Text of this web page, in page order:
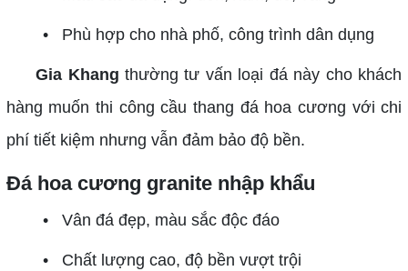
• Phù hợp cho nhà phố, công trình dân dụng
Gia Khang thường tư vấn loại đá này cho khách
hàng muốn thi công cầu thang đá hoa cương với chi
phí tiết kiệm nhưng vẫn đảm bảo độ bền.
Đá hoa cương granite nhập khẩu
• Vân đá đẹp, màu sắc độc đáo
• Chất lượng cao, độ bền vượt trội